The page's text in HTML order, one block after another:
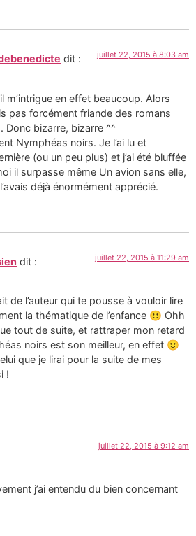
dit : juillet 22, 2015 à 8:03 am
m’intrigue en effet beaucoup. Alors
pas forcément friande des romans
Donc bizarre, bizarre ^^
Nymphéas noirs. Je l’ai lu et
(ou un peu plus) et j’ai été bluffée
il surpasse même Un avion sans elle,
déjà énormément apprécié.
dit : juillet 22, 2015 à 11:29 am
de l’auteur qui te pousse à vouloir lire
la thématique de l’enfance 🙂 Ohh
tout de suite, et rattraper mon retard
noirs est son meilleur, en effet 🙂
que je lirai pour la suite de mes
!
juillet 22, 2015 à 9:12 am
j’ai entendu du bien concernant